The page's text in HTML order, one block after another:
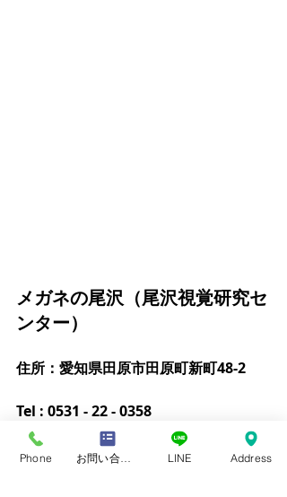
メガネの尾沢（尾沢視覚研究セ
ンター）
住所：愛知県田原市田原町新町48-2
Tel : 0531 - 22 - 0358
営業時間：9：00～ 19：00
Phone お問い合わせフォーム LINE Address